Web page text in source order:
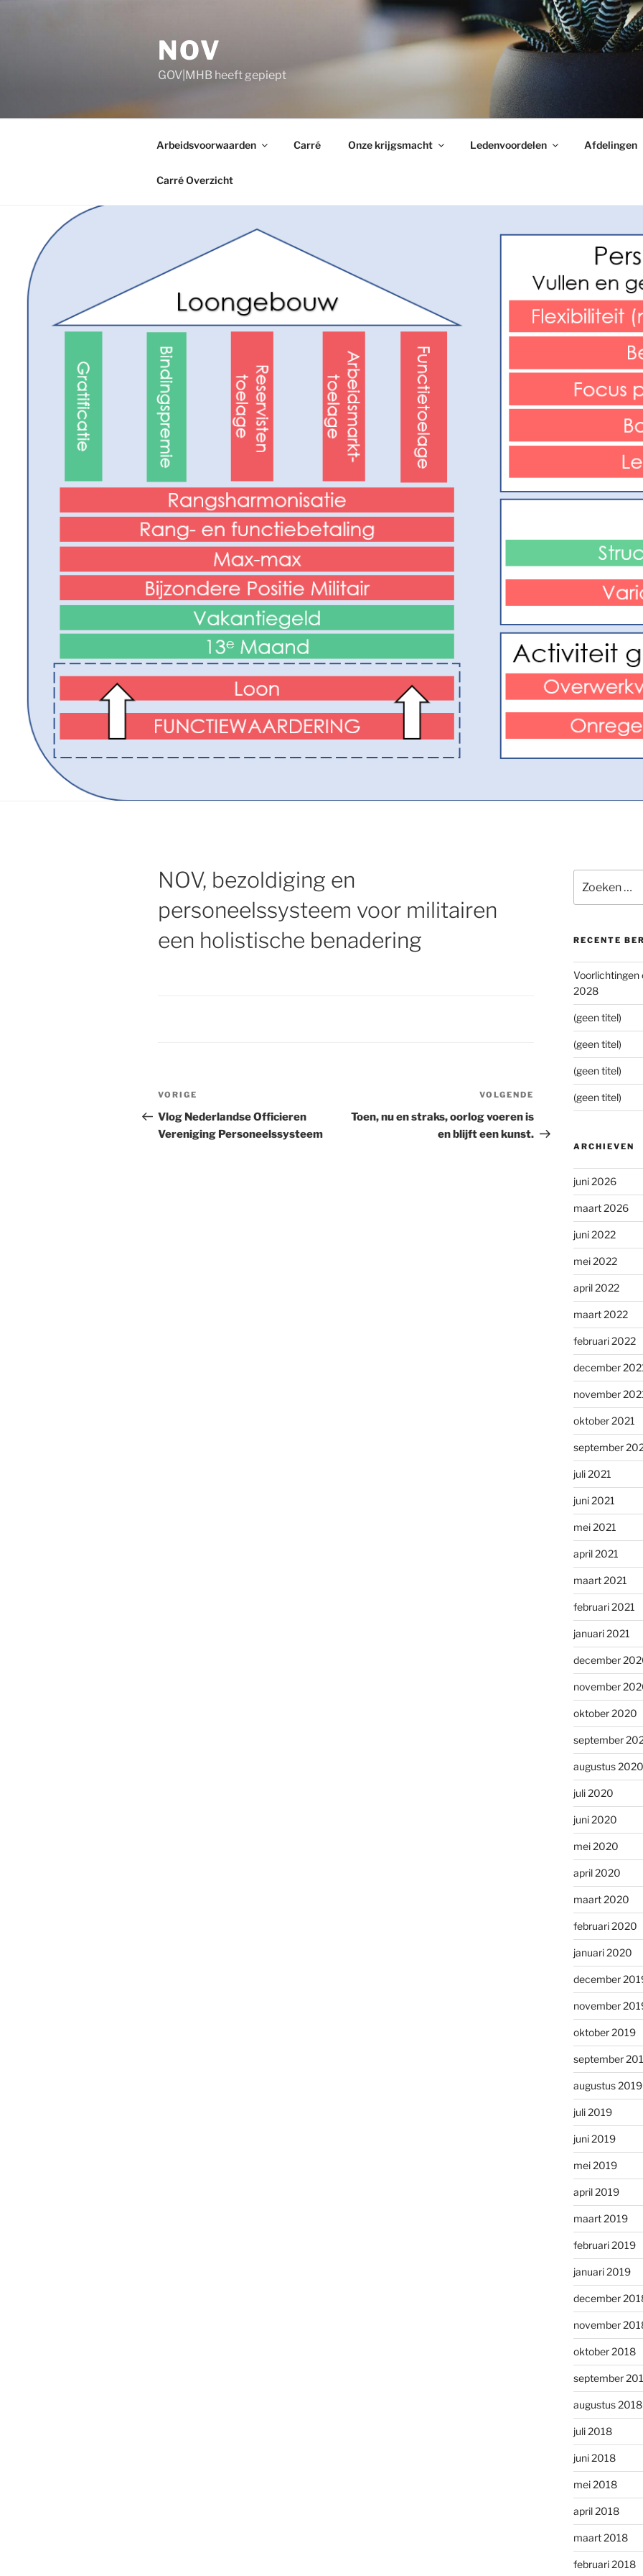
NOV
GOV|MHB heeft gepiept
Arbeidsvoorwaarden Carré Onze krijgsmacht Ledenvoordelen Afdelingen
Carré Overzicht
NOV, bezoldiging en
personeelssysteem voor militairen
een holistische benadering
Bericht
navigatie
Vorig
bericht
VORIGE
Vlog Nederlandse Officieren
Vereniging Personeelssysteem
Volgend
bericht
VOLGENDE
Toen, nu en straks, oorlog voeren is
en blijft een kunst.
naar:
RECENTE
Voorlichtingen
2028
(geen titel)
(geen titel)
(geen titel)
(geen titel)
ARCHIEVEN
juni 2026
maart 2026
juni 2022
mei 2022
april 2022
maart 2022
februari 2022
december
november
oktober 2021
september
juli 2021
juni 2021
mei 2021
april 2021
maart 2021
februari 2021
januari 2021
december
november
oktober 2020
september
augustus 2020
juli 2020
juni 2020
mei 2020
april 2020
maart 2020
februari 2020
januari 2020
december
november
oktober 2019
september
augustus 2019
juli 2019
juni 2019
mei 2019
april 2019
maart 2019
februari 2019
januari 2019
december
november
oktober 2018
september
augustus 2018
juli 2018
juni 2018
mei 2018
april 2018
maart 2018
februari 2018